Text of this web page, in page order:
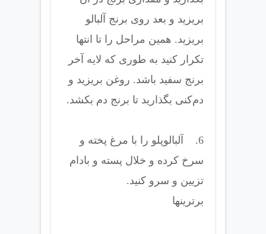
بریزید و بعد روی برنج آلبالو
بریزید. همین مراحل را تا انتها
تکرار کنید به طوری که لایه آخر
برنج سفید باشد. روغن بریزید و
دم‌کنی بگذارید تا برنج دم بکشد.
6. آلبالوپلو را با مرغ پخته و
سرخ کرده و خلال پسته و بادام
تزیین و سرو کنید.
برترینها